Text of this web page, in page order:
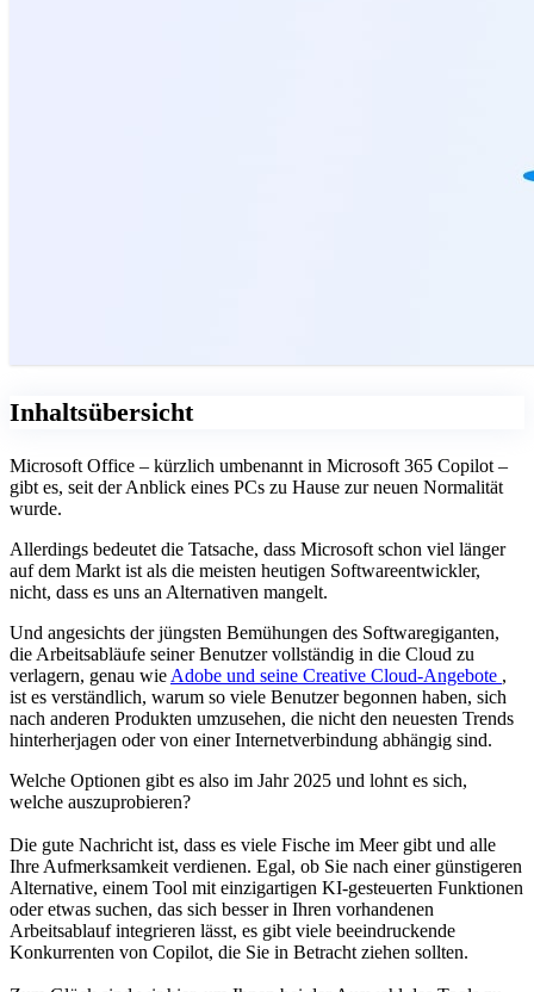
Inhaltsübersicht
Microsoft Office – kürzlich umbenannt in Microsoft 365 Copilot –
gibt es, seit der Anblick eines PCs zu Hause zur neuen Normalität
wurde.
Allerdings bedeutet die Tatsache, dass Microsoft schon viel länger
auf dem Markt ist als die meisten heutigen Softwareentwickler,
nicht, dass es uns an Alternativen mangelt.
Und angesichts der jüngsten Bemühungen des Softwaregiganten,
die Arbeitsabläufe seiner Benutzer vollständig in die Cloud zu
verlagern, genau wie Adobe und seine Creative Cloud-Angebote ,
ist es verständlich, warum so viele Benutzer begonnen haben, sich
nach anderen Produkten umzusehen, die nicht den neuesten Trends
hinterherjagen oder von einer Internetverbindung abhängig sind.
Welche Optionen gibt es also im Jahr 2025 und lohnt es sich,
welche auszuprobieren?
Die gute Nachricht ist, dass es viele Fische im Meer gibt und alle
Ihre Aufmerksamkeit verdienen. Egal, ob Sie nach einer günstigeren
Alternative, einem Tool mit einzigartigen KI-gesteuerten Funktionen
oder etwas suchen, das sich besser in Ihren vorhandenen
Arbeitsablauf integrieren lässt, es gibt viele beeindruckende
Konkurrenten von Copilot, die Sie in Betracht ziehen sollten.